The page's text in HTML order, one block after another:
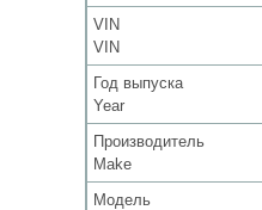
VIN
VIN
Год выпуска
Year
Производитель
Make
Модель